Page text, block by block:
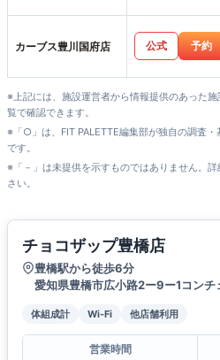
カーブス豊川国府店 公式 予約
※上記には、施設運営者から情報提供のあった
覧で確認できます。
※「○」は、FIT PALETTE編集部が独自の調査
です。
※「－」は未提供を示すものではありません。
さい。
チョコザップ豊橋店
豊橋駅から徒歩6分
愛知県豊橋市広小路2ー9ー1コンチ
体組成計 Wi-Fi 他店舗利用
営業時間